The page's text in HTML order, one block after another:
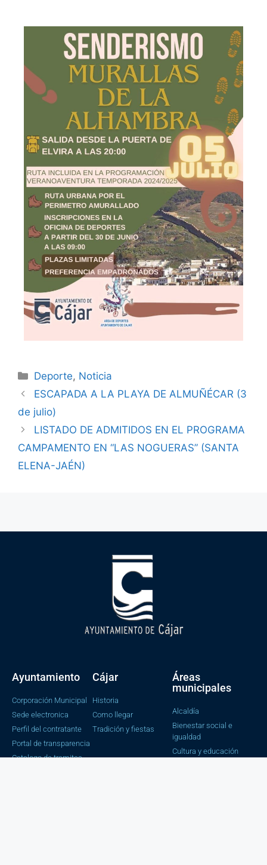
Deporte, Noticia
ESCAPADA A LA PLAYA DE ALMUÑÉCAR (3
de julio)
LISTADO DE ADMITIDOS EN EL PROGRAMA
CAMPAMENTO EN “LAS NOGUERAS” (SANTA
ELENA-JAÉN)
Ayuntamiento
Corporación Municipal
Sede electronica
Perfil del contratante
Portal de transparencia
Catalogo de tramites
Cájar
Historia
Como llegar
Tradición y fiestas
Áreas
municipales
Alcaldía
Bienestar social e
igualdad
Cultura y educación